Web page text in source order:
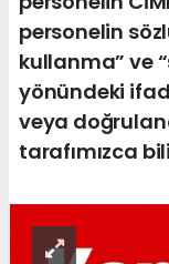
personelin
kullanma” ve
yönündeki
veya
tarafımızca